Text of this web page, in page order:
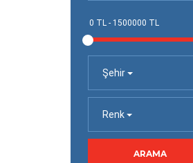
Şehir
Renk
ARAMA